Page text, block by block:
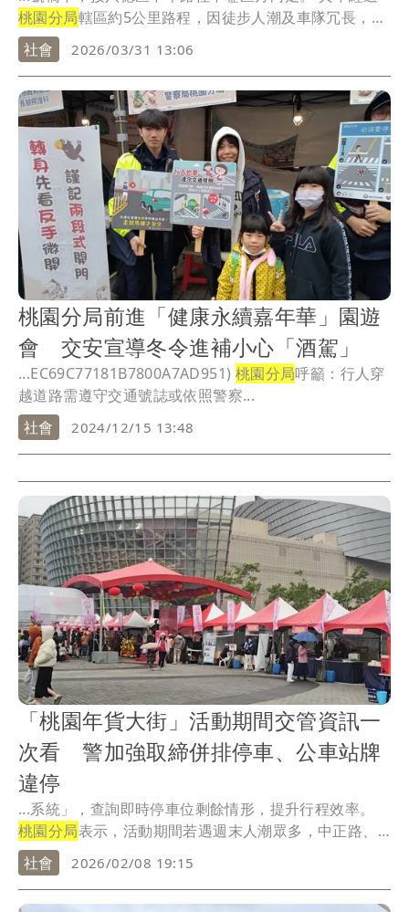
桃園分局轄區約5公里路程，因徒步人潮及車隊冗長，
勢...
社會 2026/03/31 13:06
桃園分局前進「健康永續嘉年華」園遊
會 交安宣導冬令進補小心「酒駕」
...EC69C77181B7800A7AD951) 桃園分局呼籲：行人穿
越道路需遵守交通號誌或依照警察...
社會
2024/12/15 13:48
「桃園年貨大街」活動期間交管資訊一
次看 警加強取締併排停車、公車站牌
違停
...系統」，查詢即時停車位剩餘情形，提升行程效率。
桃園分局表示，活動期間若遇週末人潮眾多，中正路、
同...
社會 2026/02/08 19:15